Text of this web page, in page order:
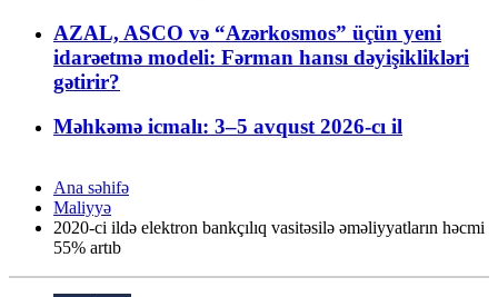
AZAL, ASCO və “Azərkosmos” üçün yeni
idarəetmə modeli: Fərman hansı dəyişiklikləri
gətirir?
Məhkəmə icmalı: 3–5 avqust 2026-cı il
Ana səhifə
Maliyyə
2020-ci ildə elektron bankçılıq vasitəsilə əməliyyatların həcmi
55% artıb